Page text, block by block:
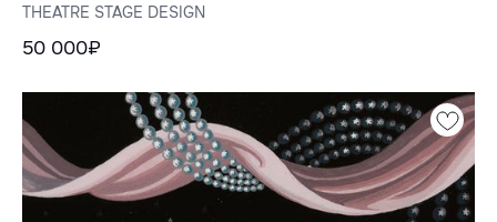
THEATRE STAGE DESIGN
50 000₽